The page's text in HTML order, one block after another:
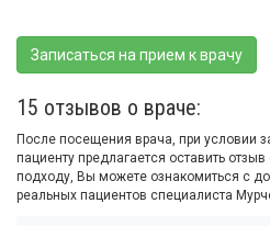
Записаться на прием к врачу
15 отзывов о враче:
После посещения врача, при условии
пациенту предлагается оставить
подходу, Вы можете ознакомиться с
реальных пациентов специалиста